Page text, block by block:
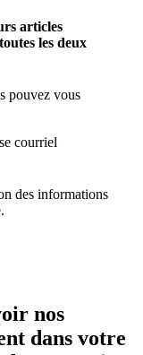
articles
les deux
pouvez vous
courriel
des informations
nos
dans votre